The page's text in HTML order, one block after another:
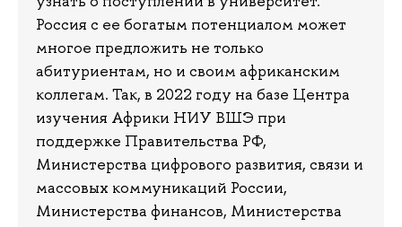
Россия с ее богатым потенциалом может
многое предложить не только
абитуриентам, но и своим африканским
коллегам. Так, в 2022 году на базе Центра
изучения Африки НИУ ВШЭ при
поддержке Правительства РФ,
Министерства цифрового развития, связи и
массовых коммуникаций России,
Министерства финансов, Министерства